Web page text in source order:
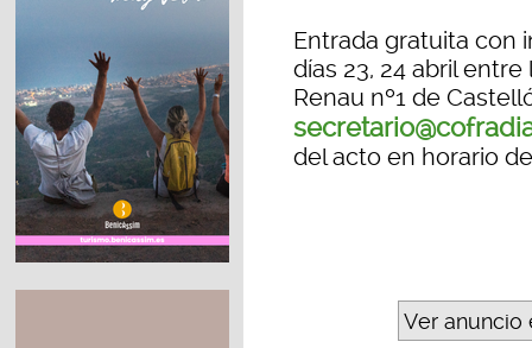
Entrada gratuita con
días 23, 24 abril
Renau nº1 de
del acto en horario
Ver anuncio